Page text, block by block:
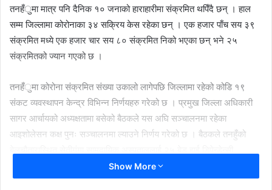
तनहँुमा मात्र पनि दैनिक १० जनाको हाराहारीमा संक्रमित थपिँदै छन् । हाल
सम्म जिल्लामा कोरोनाका ३४ सक्रिय केस रहेका छन् । एक हजार पाँच सय ३९
संक्रमित मध्ये एक हजार चार सय ८० संक्रमित निको भएका छन् भने २५
संक्रमितको ज्यान गएको छ ।
तनहँुमा कोरोना संक्रमित संख्या उकालो लागेपछि जिल्लामा रहेको कोडि १९
संकट व्यवस्थापन केन्द्र विभिन्न निर्णयहरु गरेको छ । प्रमुख जिल्ला अधिकारी
सागर आर्चायको अध्यक्षतामा बसेको बैठकले यस अघि सञ्चालनमा रहेका
आइशोलेसन कक्ष पुनः सञ्चालनमा ल्याउने निर्णय गरेको छ । बैठकले तनहुँको
युनिटसहित कम्तिमा ५० बेड आईसोलेसनका लागि तयार राख्ने निर्णय गरेको छ ।
Show More